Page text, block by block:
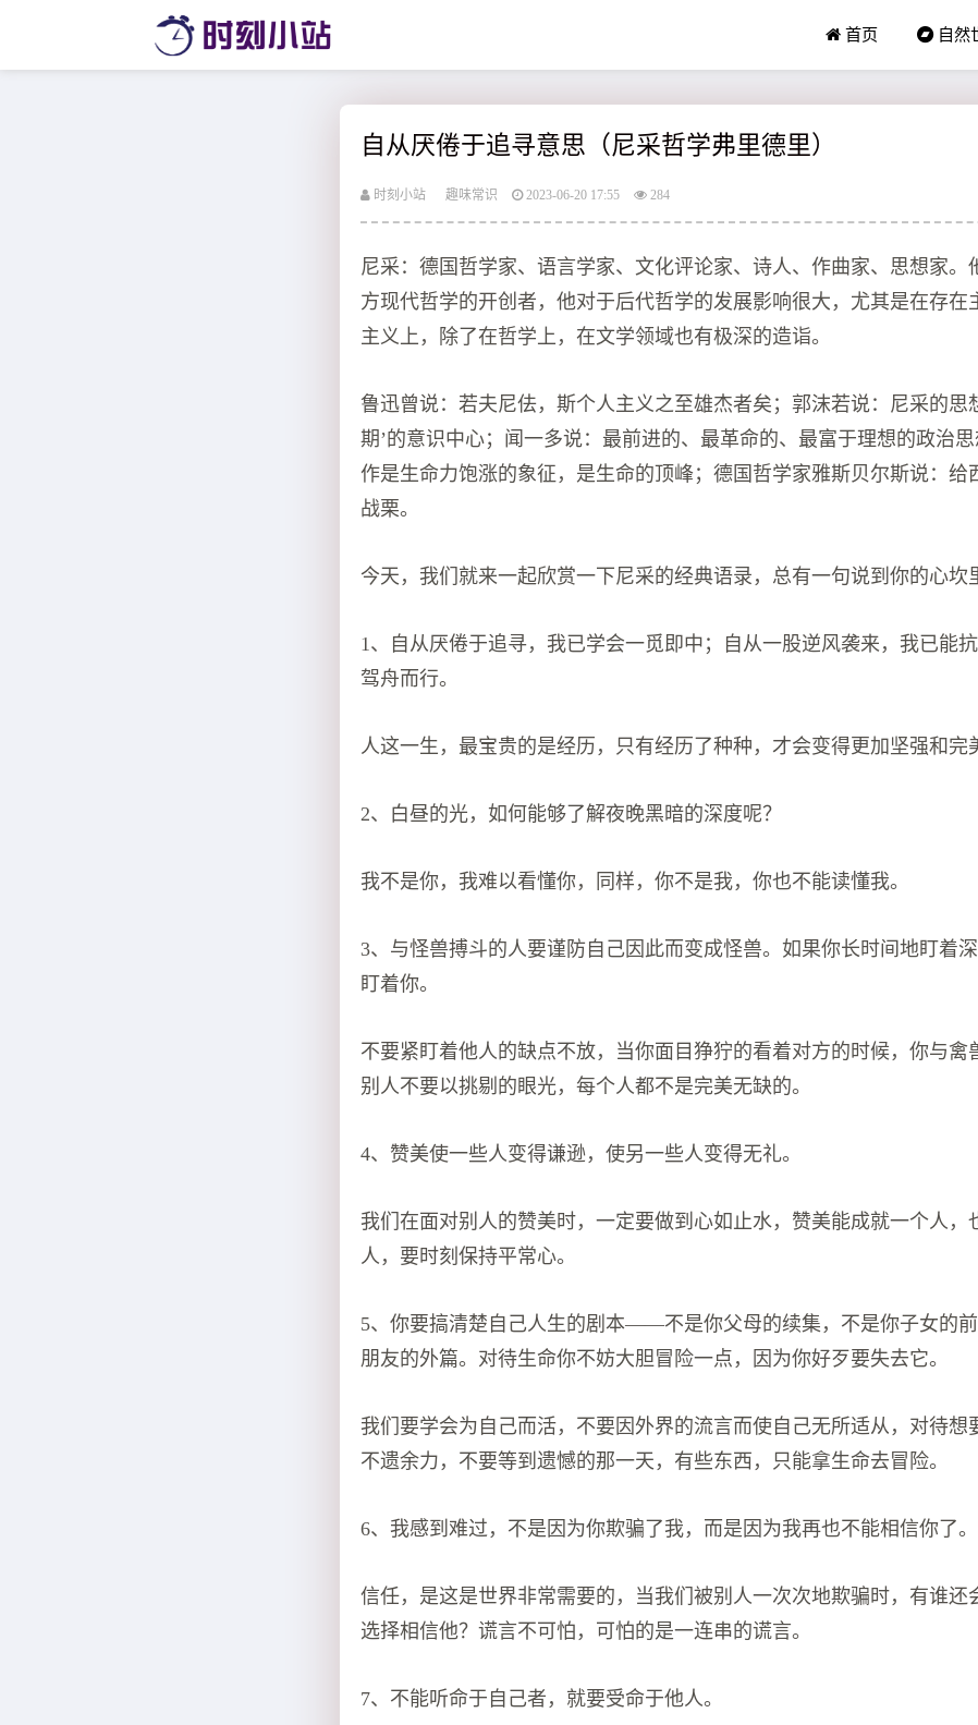
首页 自然
自从厌倦于追寻意思（尼采哲学弗里德里）
时刻小站 趣味常识 2023-06-20 17:55 284
尼采：德国哲学家、语言学家、文化评论家、诗人、作曲家、思想家。
方现代哲学的开创者，他对于后代哲学的发展影响很大，尤其是在存在
主义上，除了在哲学上，在文学领域也有极深的造诣。
鲁迅曾说：若夫尼佉，斯个人主义之至雄杰者矣；郭沫若说：尼采的思
期’的意识中心；闻一多说：最前进的、最革命的、最富于理想的政治
作是生命力饱涨的象征，是生命的顶峰；德国哲学家雅斯贝尔斯说：给
战栗。
今天，我们就来一起欣赏一下尼采的经典语录，总有一句说到你的心坎
1、自从厌倦于追寻，我已学会一觅即中；自从一股逆风袭来，我已能抗
驾舟而行。
人这一生，最宝贵的是经历，只有经历了种种，才会变得更加坚强和完
2、白昼的光，如何能够了解夜晚黑暗的深度呢？
我不是你，我难以看懂你，同样，你不是我，你也不能读懂我。
3、与怪兽搏斗的人要谨防自己因此而变成怪兽。如果你长时间地盯着
盯着你。
不要紧盯着他人的缺点不放，当你面目狰狞的看着对方的时候，你与禽
别人不要以挑剔的眼光，每个人都不是完美无缺的。
4、赞美使一些人变得谦逊，使另一些人变得无礼。
我们在面对别人的赞美时，一定要做到心如止水，赞美能成就一个人，
人，要时刻保持平常心。
5、你要搞清楚自己人生的剧本——不是你父母的续集，不是你子女的
朋友的外篇。对待生命你不妨大胆冒险一点，因为你好歹要失去它。
我们要学会为自己而活，不要因外界的流言而使自己无所适从，对待想
不遗余力，不要等到遗憾的那一天，有些东西，只能拿生命去冒险。
6、我感到难过，不是因为你欺骗了我，而是因为我再也不能相信你了。
信任，是这是世界非常需要的，当我们被别人一次次地欺骗时，有谁还
选择相信他？谎言不可怕，可怕的是一连串的谎言。
7、不能听命于自己者，就要受命于他人。